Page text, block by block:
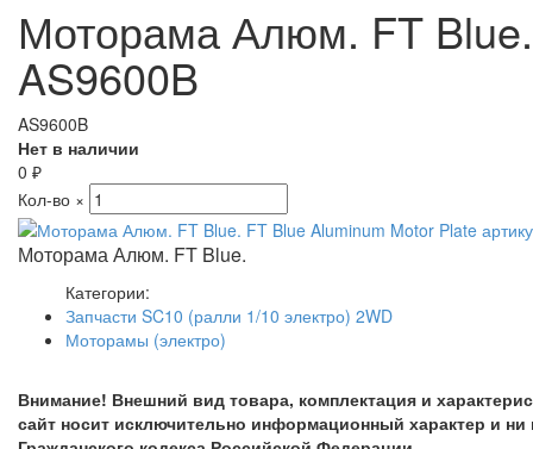
Моторама Алюм. FT
AS9600B
AS9600B
Нет в наличии
0 ₽
Кол-во ×
Моторама Алюм. FT Blue.
Категории:
Запчасти SC10 (ралли 1/10 электро) 2WD
Моторамы (электро)
Внимание! Внешний вид товара, комплектация и
сайт носит исключительно информационный характер и